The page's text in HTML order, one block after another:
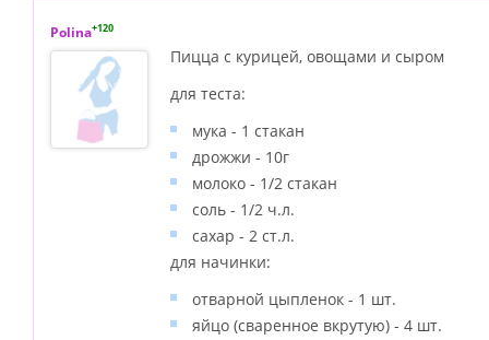
Polina+120
Пицца с курицей, овощами и сыром
для теста:
мука - 1 стакан
дрожжи - 10г
молоко - 1/2 стакан
соль - 1/2 ч.л.
сахар - 2 ст.л.
для начинки:
отварной цыпленок - 1 шт.
яйцо (сваренное вкрутую) - 4 шт.